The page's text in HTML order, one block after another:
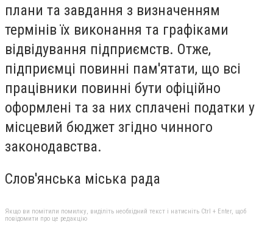
плани та завдання з визначенням
термінів їх виконання та графіками
відвідування підприємств. Отже,
підприємці повинні пам'ятати, що всі
працівники повинні бути офіційно
оформлені та за них сплачені податки у
місцевий бюджет згідно чинного
законодавства.
Слов'янська міська рада
Якщо ви помітили помилку, виділіть необхідний текст і натисніть Ctrl + Enter, щоб
повідомити про це редакцію